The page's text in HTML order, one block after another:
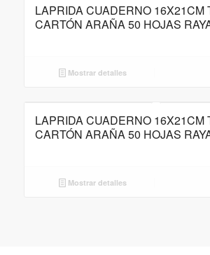
LAPRIDA CUADERNO 16X21CM
CARTÓN ARAÑA 50 HOJAS
Mostrar detalles
LAPRIDA CUADERNO 16X21CM
CARTÓN ARAÑA 50 HOJAS
Mostrar detalles